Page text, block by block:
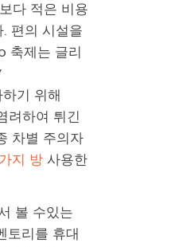
다 적은 비용
편의 시설을
축제는 글리
기 위해
하여 튀긴
차별 주의자
지 방사용한
볼 수있는
토리를 휴대